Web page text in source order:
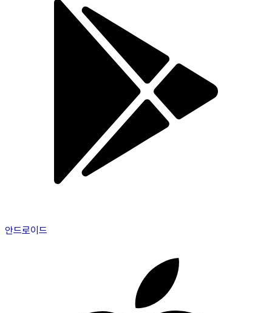
안드로이드